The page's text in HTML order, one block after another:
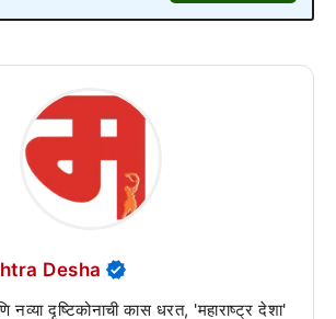
Desha
नव्या दृष्टिकोनाची कास धरत, 'महाराष्ट्र देशा'